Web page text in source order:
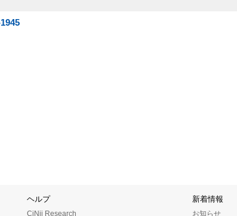
ヘルプ
CiNii Research
新着情報
お知らせ